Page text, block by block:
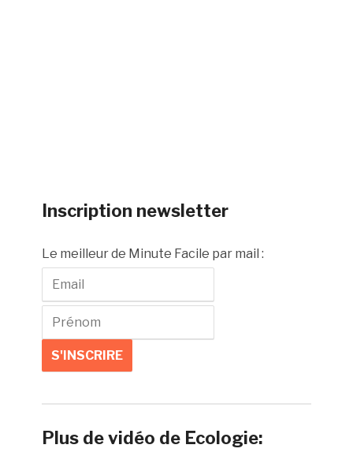
Inscription newsletter
Le meilleur de Minute Facile par mail :
Plus de vidéo de Ecologie: